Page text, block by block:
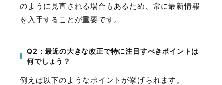
のように見直される場合もあるため、常に最新情報
を入手することが重要です。
Q2：最近の大きな改正で特に注目すべきポイントは
何でしょう？
例えば以下のようなポイントが挙げられます。